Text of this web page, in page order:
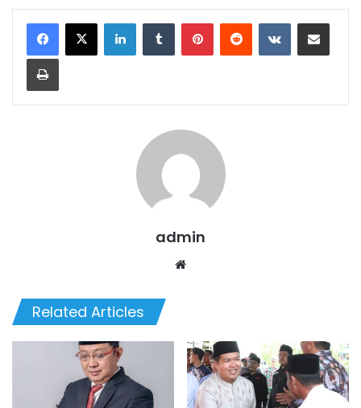
admin
Related Articles